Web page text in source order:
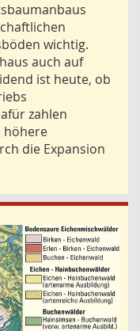
wichtig.
auch auf
ist heute, ob
zahlen
höhere
die Expansion